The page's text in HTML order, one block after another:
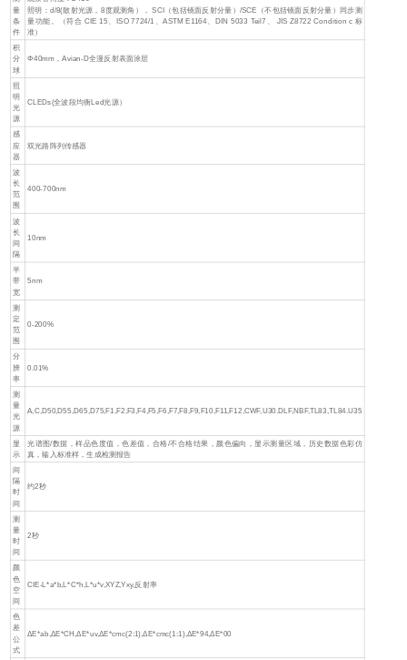
量
条
件
照明：d/8(散射光源，8度观测角）， SCI（包括镜面反射分量）/SCE（不包括镜面反射分量）同步测
量功能。（符合 CIE 15、ISO 7724/1、ASTM E1164、DIN 5033 Teil7、 JIS Z8722 Condition c 标
准）
积
分
球
Φ40mm，Avian-D全漫反射表面涂层
照
明
光
源
CLEDs(全波段均衡Led光源）
感
应
器
双光路阵列传感器
波
长
范
围
400-700nm
波
长
间
隔
10nm
半
带
宽
5nm
测
定
范
围
0-200%
分
辨
率
0.01%
测
量
光
源
A,C,D50,D55,D65,D75,F1,F2,F3,F4,F5,F6,F7,F8,F9,F10,F11,F12,CWF,U30.DLF,NBF,TL83,TL84.U35
显
示
光谱图/数据，样品色度值，色差值，合格/不合格结果，颜色偏向，显示测量区域，历史数据色彩仿
真，输入标准样，生成检测报告
间
隔
时
间
约2秒
测
量
时
间
2秒
颜
色
空
间
CIE-L*a*b,L*C*h,L*u*v,XYZ,Yxy,反射率
色
差
公
式
ΔE*ab,ΔE*CH,ΔE*uv,ΔE*cmc(2:1),ΔE*cmc(1:1),ΔE*94,ΔE*00